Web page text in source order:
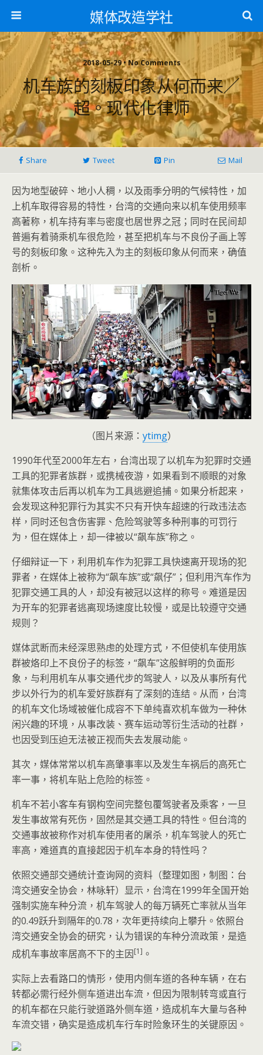
媒体改造学社
2018-05-29 • No Comments
机车族的刻板印象从何而来／
超。现代化律师
Share Tweet Pin Mail
因为地型破碎、地小人稠，以及雨季分明的气候特性，加
上机车取得容易的特性，台湾的交通向来以机车使用频率
高著称，机车持有率与密度也居世界之冠；同时在民间却
普遍有着骑乘机车很危险，甚至把机车与不良份子画上等
号的刻板印象。这种先入为主的刻板印象从何而来，确值
剖析。
（图片来源： ytimg）
1990年代至2000年左右，台湾出现了以机车为犯罪时交通
工具的犯罪者族群，或携械夜游，如果看到不顺眼的对象
就集体攻击后再以机车为工具逃避追捕。如果分析起来，
会发现这种犯罪行为其实不只有开快车超速的行政违法态
样，同时还包含伤害罪、危险驾驶等多种刑事的可罚行
为，但在媒体上，却一律被以“飙车族”称之。
仔细辩证一下，利用机车作为犯罪工具快速离开现场的犯
罪者，在媒体上被称为“飙车族”或“飙仔”；但利用汽车作为
犯罪交通工具的人，却没有被冠以这样的称号。难道是因
为开车的犯罪者逃离现场速度比较慢，或是比较遵守交通
规则？
媒体武断而未经深思熟虑的处理方式，不但使机车使用族
群被烙印上不良份子的标签，“飙车”这般鲜明的负面形
象，与利用机车从事交通代步的驾驶人，以及从事所有代
步以外行为的机车爱好族群有了深刻的连结。从而，台湾
的机车文化场域被催化成容不下单纯喜欢机车做为一种休
闲兴趣的环境，从事改装、赛车运动等衍生活动的社群，
也因受到压迫无法被正视而失去发展动能。
其次，媒体常常以机车高肇事率以及发生车祸后的高死亡
率一事，将机车贴上危险的标签。
机车不若小客车有钢构空间完整包覆驾驶者及乘客，一旦
发生事故常有死伤，固然是其交通工具的特性。但台湾的
交通事故被称作对机车使用者的屠杀，机车驾驶人的死亡
率高，难道真的直接起因于机车本身的特性吗？
依照交通部交通统计查询网的资料（整理如图，制图：台
湾交通安全协会，林咏轩）显示，台湾在1999年全国开始
强制实施车种分流，机车驾驶人的每万辆死亡率就从当年
的0.49跃升到隔年的0.78，次年更持续向上攀升。依照台
湾交通安全协会的研究，认为错误的车种分流政策，是造
成机车事故率居高不下的主因[1] 。
实际上去看路口的情形，使用内侧车道的各种车辆，在右
转都必需行经外侧车道进出车流，但因为限制转弯或直行
的机车都在只能行驶道路外侧车道，造成机车大量与各种
车流交错，确实是造成机车行车时险象环生的关键原因。